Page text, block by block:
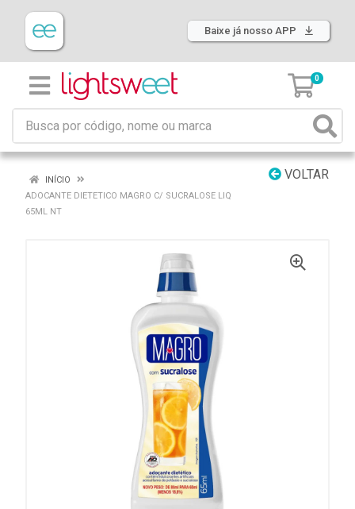
Baixe já nosso APP
0
VOLTAR
INÍCIO
ADOCANTE DIETETICO MAGRO C/ SUCRALOSE LIQ
65ML NT